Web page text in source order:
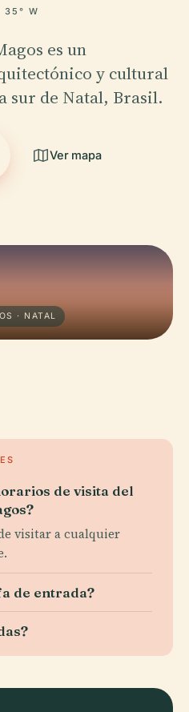
35° W
es un
y cultural
sur de Natal, Brasil.
Ver mapa
· NATAL
de visita del
visitar a cualquier
de entrada?